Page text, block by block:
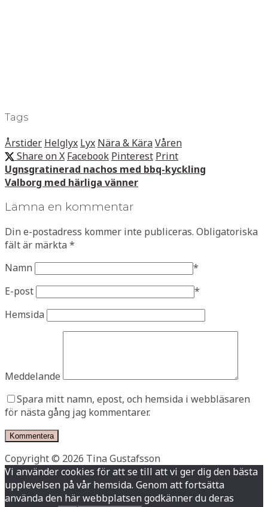
Tags
Årstider Helglyx Lyx Nära & KäraVåren
Share on X Facebook Pinterest Print
Ugnsgratinerad nachos med bbq-kyckling
Valborg med härliga vänner
Lämna en kommentar
Din e-postadress kommer inte publiceras. Obligatoriska
fält är märkta *
Namn
*
E-post
*
Hemsida
Meddelande
Spara mitt namn, epost, och hemsida i webbläsaren
för nästa gång jag kommentarer.
Copyright © 2026 Tina Gustafsson
Vi använder cookies för att se till att vi ger dig den bästa
upplevelsen på vår hemsida. Genom att fortsätta
använda den här webbplatsen godkänner du deras